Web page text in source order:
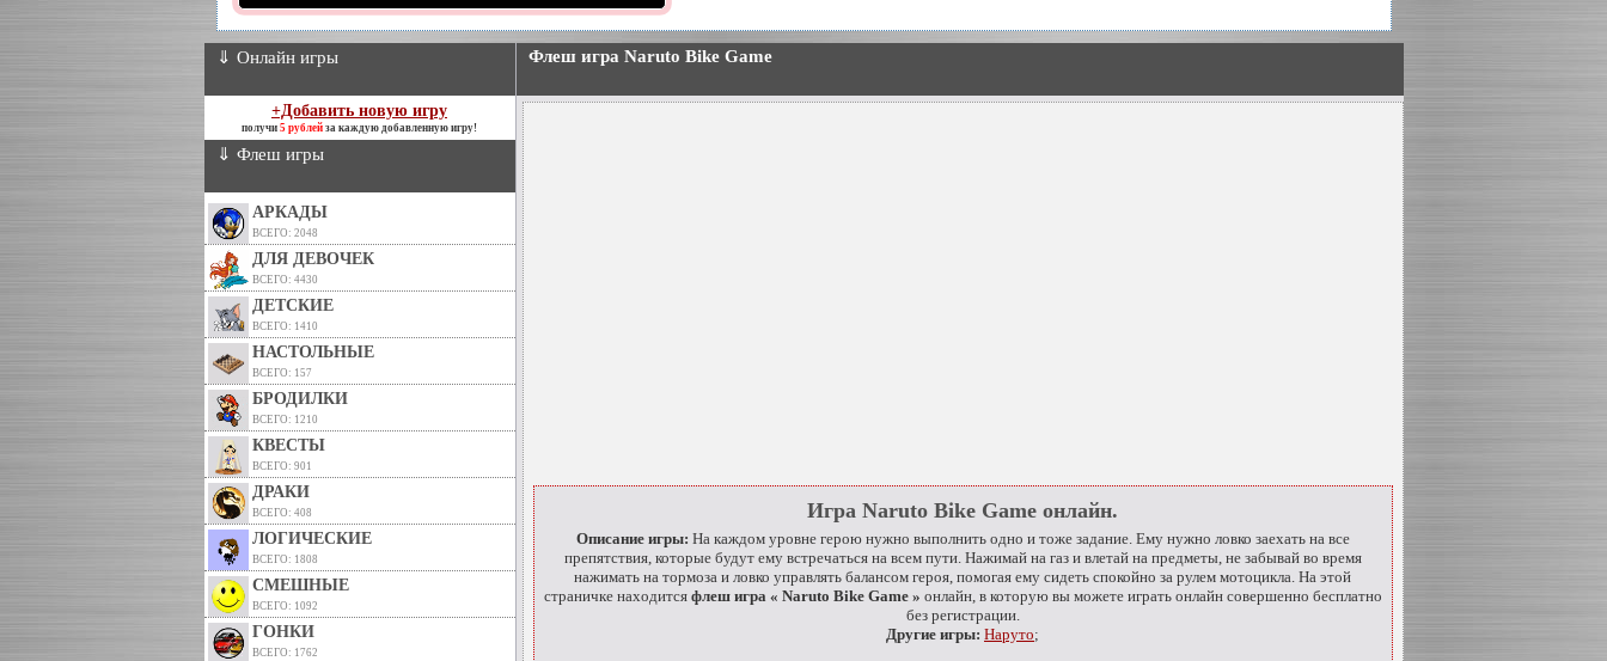
⇓ Онлайн игры
+Добавить новую игру
получи 5 рублей за каждую добавленную игру!
⇓ Флеш игры
АРКАДЫ
ВСЕГО: 2048
ДЛЯ ДЕВОЧЕК
ВСЕГО: 4430
ДЕТСКИЕ
ВСЕГО: 1410
НАСТОЛЬНЫЕ
ВСЕГО: 157
БРОДИЛКИ
ВСЕГО: 1210
КВЕСТЫ
ВСЕГО: 901
ДРАКИ
ВСЕГО: 408
ЛОГИЧЕСКИЕ
ВСЕГО: 1808
СМЕШНЫЕ
ВСЕГО: 1092
ГОНКИ
ВСЕГО: 1762
Флеш игра Naruto Bike Game
Игра Naruto Bike Game онлайн.
Описание игры: На каждом уровне герою нужно выполнить одно и тоже задание. Ему нужно ловко заехать на все
препятствия, которые будут ему встречаться на всем пути. Нажимай на газ и влетай на предметы, не забывай во время
нажимать на тормоза и ловко управлять балансом героя, помогая ему сидеть спокойно за рулем мотоцикла. На этой
страничке находится флеш игра « Naruto Bike Game » онлайн, в которую вы можете играть онлайн совершенно бесплатно
без регистрации.
Другие игры: Наруто;